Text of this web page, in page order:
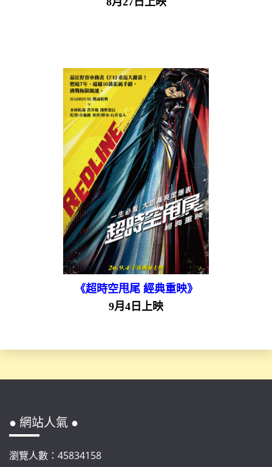
《超時空甩尾 經典重映》
9月4日上映
● 網站人氣 ●
瀏覽人數：45834158